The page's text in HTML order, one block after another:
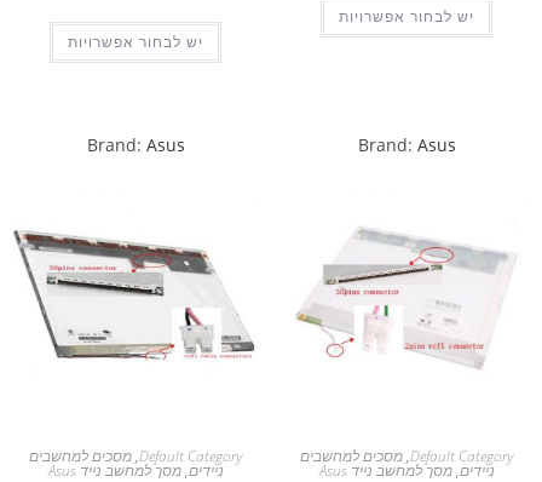
יש לבחור אפשרויות
יש לבחור אפשרויות
Brand: Asus
Default Category
,מסכים למחשבים
ניידים,מסך למחשב נייד Asus
Brand: Asus
Default Category
,מסכים למחשבים
ניידים,מסך למחשב נייד Asus